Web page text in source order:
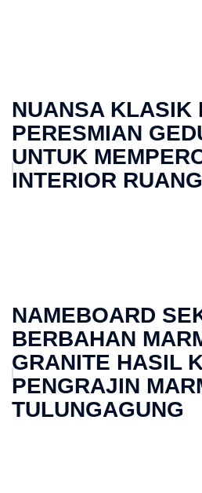
NUANSA KLASIK
PERESMIAN
UNTUK
INTERIOR
NAMEBOARD
BERBAHAN
GRANITE HASIL
PENGRAJIN
TULUNGAGUNG